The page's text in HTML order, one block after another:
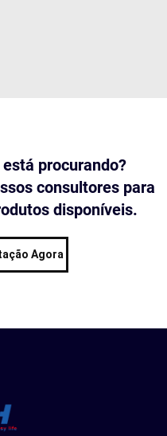
procurando?
consultores para
disponíveis.
Agora